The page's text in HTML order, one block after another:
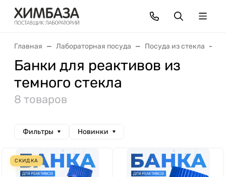
Главная Лабораторная посуда Посуда из стекла
Банки для реактивов из
темного стекла
8 товаров
Фильтры Новинки
СКИДКА